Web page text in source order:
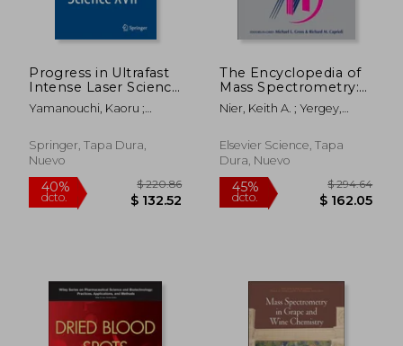
40% $ 295.86 45%
dcto.
Progress in Ultrafast
Intense Laser Science
XVII (en Inglés)
Yamanouchi, Kaoru ;
Wendell T.
Springer, Tapa Dura,
Nuevo
The Encyclopedia of
Mass Spectrometry:
Volume 9: Historical
Perspectives, Part A:
Mass Spectrometry
(en Inglés)
Nier, Keith A. ; Yergey,
Elsevier Science, Tapa
Dura, Nuevo